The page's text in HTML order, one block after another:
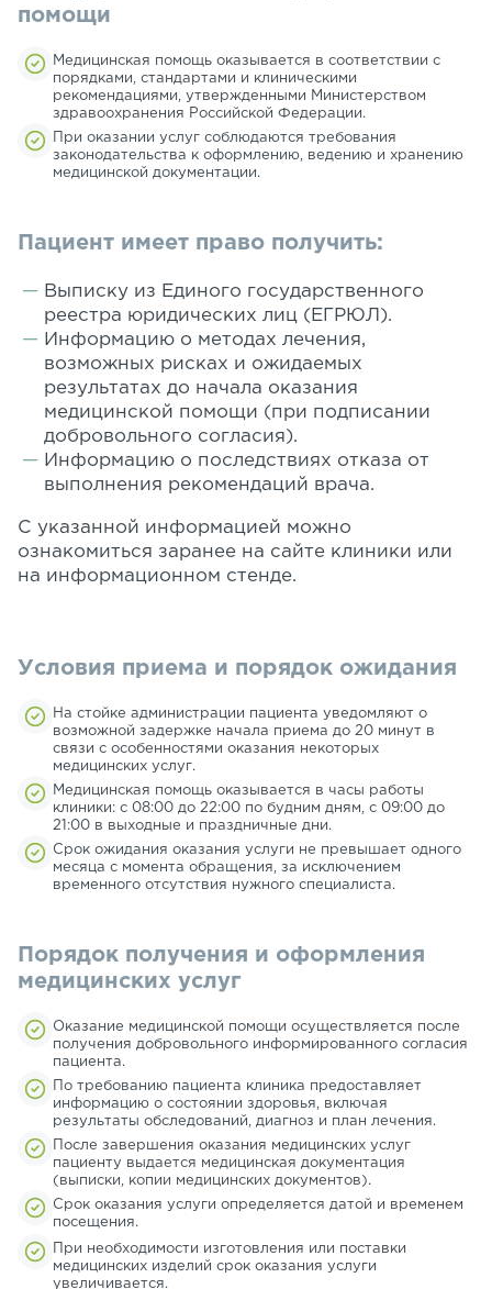
помощи
Медицинская помощь оказывается в соответствии с
порядками, стандартами и клиническими
рекомендациями, утвержденными Министерством
здравоохранения Российской Федерации.
При оказании услуг соблюдаются требования
законодательства к оформлению, ведению и хранению
медицинской документации.
Пациент имеет право получить:
Выписку из Единого государственного
реестра юридических лиц (ЕГРЮЛ).
Информацию о методах лечения,
возможных рисках и ожидаемых
результатах до начала оказания
медицинской помощи (при подписании
добровольного согласия).
Информацию о последствиях отказа от
выполнения рекомендаций врача.
С указанной информацией можно
ознакомиться заранее на сайте клиники или
на информационном стенде.
Условия приема и порядок ожидания
На стойке администрации пациента уведомляют о
возможной задержке начала приема до 20 минут в
связи с особенностями оказания некоторых
медицинских услуг.
Медицинская помощь оказывается в часы работы
клиники: с 08:00 до 22:00 по будним дням, с 09:00 до
21:00 в выходные и праздничные дни.
Срок ожидания оказания услуги не превышает одного
месяца с момента обращения, за исключением
временного отсутствия нужного специалиста.
Порядок получения и оформления
медицинских услуг
Оказание медицинской помощи осуществляется после
получения добровольного информированного согласия
пациента.
По требованию пациента клиника предоставляет
информацию о состоянии здоровья, включая
результаты обследований, диагноз и план лечения.
После завершения оказания медицинских услуг
пациенту выдается медицинская документация
(выписки, копии медицинских документов).
Срок оказания услуги определяется датой и временем
посещения.
При необходимости изготовления или поставки
медицинских изделий срок оказания услуги
увеличивается.